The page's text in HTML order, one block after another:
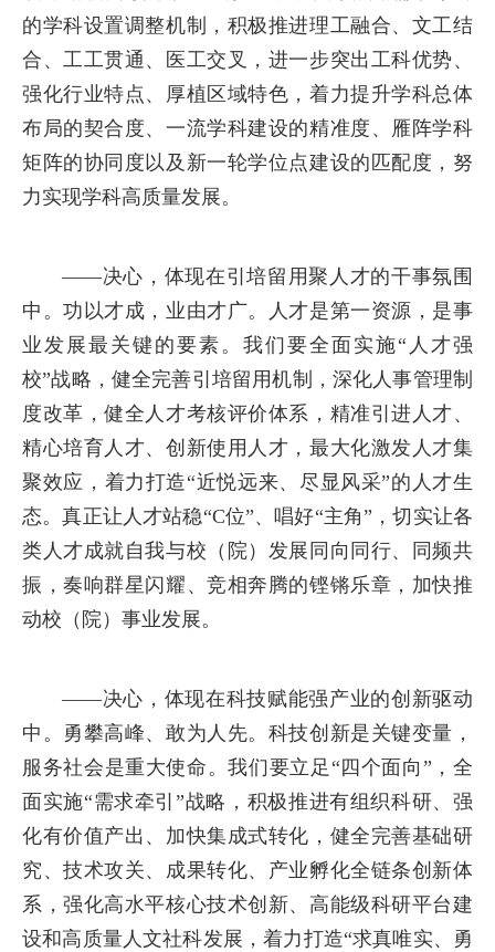
的学科设置调整机制，积极推进理工融合、文工结
合、工工贯通、医工交叉，进一步突出工科优势、
强化行业特点、厚植区域特色，着力提升学科总体
布局的契合度、一流学科建设的精准度、雁阵学科
矩阵的协同度以及新一轮学位点建设的匹配度，努
力实现学科高质量发展。
——决心，体现在引培留用聚人才的干事氛围
中。功以才成，业由才广。人才是第一资源，是事
业发展最关键的要素。我们要全面实施“人才强
校”战略，健全完善引培留用机制，深化人事管理制
度改革，健全人才考核评价体系，精准引进人才、
精心培育人才、创新使用人才，最大化激发人才集
聚效应，着力打造“近悦远来、尽显风采”的人才生
态。真正让人才站稳“C位”、唱好“主角”，切实让各
类人才成就自我与校（院）发展同向同行、同频共
振，奏响群星闪耀、竞相奔腾的铿锵乐章，加快推
动校（院）事业发展。
——决心，体现在科技赋能强产业的创新驱动
中。勇攀高峰、敢为人先。科技创新是关键变量，
服务社会是重大使命。我们要立足“四个面向”，全
面实施“需求牵引”战略，积极推进有组织科研、强
化有价值产出、加快集成式转化，健全完善基础研
究、技术攻关、成果转化、产业孵化全链条创新体
系，强化高水平核心技术创新、高能级科研平台建
设和高质量人文社科发展，着力打造“求真唯实、勇